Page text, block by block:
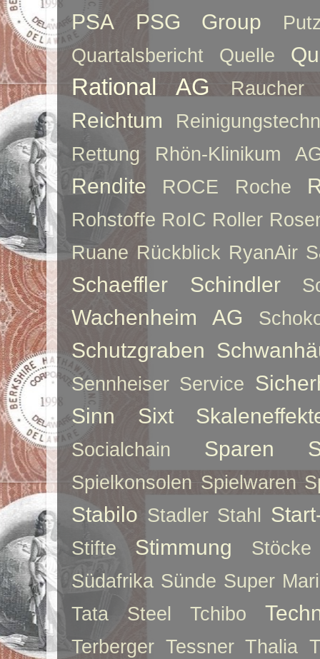
PSA
PSG Group
Quartalsbericht
Quelle
Rational AG Raucher
Reichtum
Rettung
Rhön-Klinikum
Rendite ROCE Roche
Rohstoffe RoIC Roller
Ruane Rückblick RyanAir
Schaeffler Schindler
Wachenheim AG
Schutzgraben
Sennheiser Service
Sinn
Sixt
Socialchain Sparen
Spielkonsolen Spielwaren
Stabilo Stadler Stahl
Stifte Stimmung
Stöcke
Südafrika Sünde Super
Tata Steel
Tchibo
Terberger Tessner Thalia